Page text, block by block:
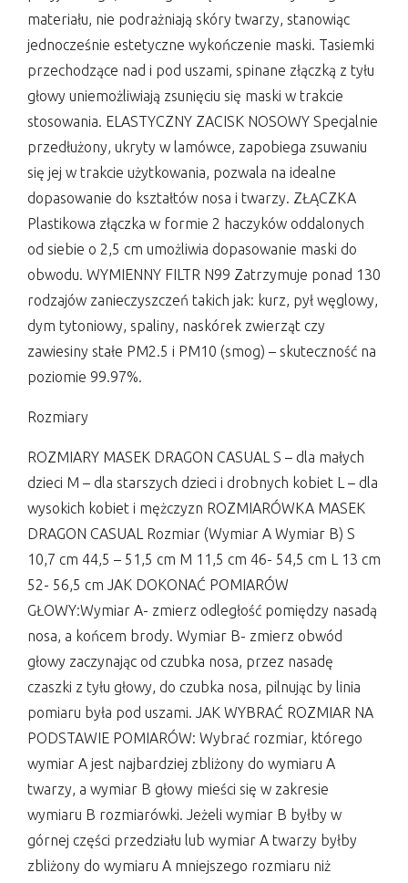
materiału, nie podrażniają skóry twarzy, stanowiąc
jednocześnie estetyczne wykończenie maski. Tasiemki
przechodzące nad i pod uszami, spinane złączką z tyłu
głowy uniemożliwiają zsunięciu się maski w trakcie
stosowania. ELASTYCZNY ZACISK NOSOWY Specjalnie
przedłużony, ukryty w lamówce, zapobiega zsuwaniu
się jej w trakcie użytkowania, pozwala na idealne
dopasowanie do kształtów nosa i twarzy. ZŁĄCZKA
Plastikowa złączka w formie 2 haczyków oddalonych
od siebie o 2,5 cm umożliwia dopasowanie maski do
obwodu. WYMIENNY FILTR N99 Zatrzymuje ponad 130
rodzajów zanieczyszczeń takich jak: kurz, pył węglowy,
dym tytoniowy, spaliny, naskórek zwierząt czy
zawiesiny stałe PM2.5 i PM10 (smog) – skuteczność na
poziomie 99.97%.
Rozmiary
ROZMIARY MASEK DRAGON CASUAL S – dla małych
dzieci M – dla starszych dzieci i drobnych kobiet L – dla
wysokich kobiet i mężczyzn ROZMIARÓWKA MASEK
DRAGON CASUAL Rozmiar (Wymiar A Wymiar B) S
10,7 cm 44,5 – 51,5 cm M 11,5 cm 46- 54,5 cm L 13 cm
52- 56,5 cm JAK DOKONAĆ POMIARÓW
GŁOWY:Wymiar A- zmierz odległość pomiędzy nasadą
nosa, a końcem brody. Wymiar B- zmierz obwód
głowy zaczynając od czubka nosa, przez nasadę
czaszki z tyłu głowy, do czubka nosa, pilnując by linia
pomiaru była pod uszami. JAK WYBRAĆ ROZMIAR NA
PODSTAWIE POMIARÓW: Wybrać rozmiar, którego
wymiar A jest najbardziej zbliżony do wymiaru A
twarzy, a wymiar B głowy mieści się w zakresie
wymiaru B rozmiarówki. Jeżeli wymiar B byłby w
górnej części przedziału lub wymiar A twarzy byłby
zbliżony do wymiaru A mniejszego rozmiaru niż